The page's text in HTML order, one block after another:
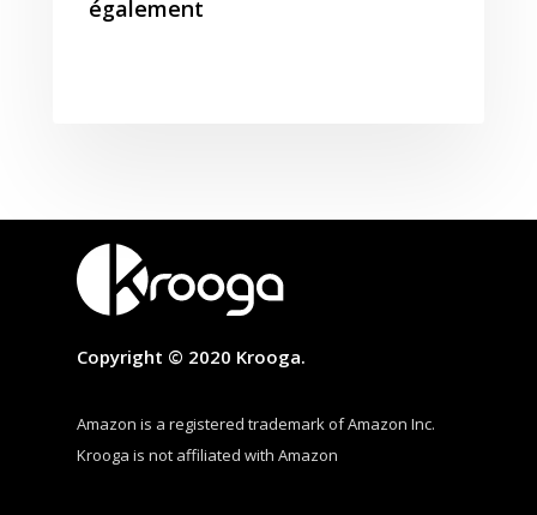
également
Copyright © 2020 Krooga.
Amazon is a registered trademark of Amazon Inc.
Krooga is not affiliated with Amazon